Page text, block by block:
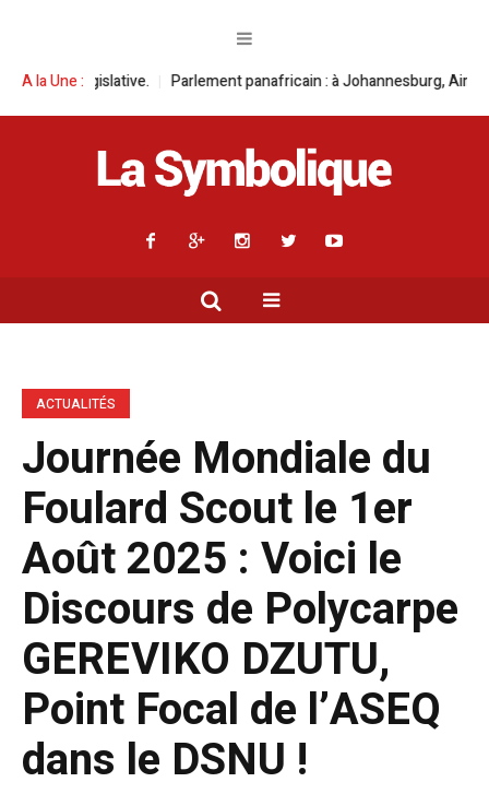
A la Une :
Parlement panafricain : à Johannesburg, Aimé Boji Sangara
ACTUALITÉS
Journée Mondiale du
Foulard Scout le 1er
Août 2025 : Voici le
Discours de Polycarpe
GEREVIKO DZUTU,
Point Focal de l’ASEQ
dans le DSNU !